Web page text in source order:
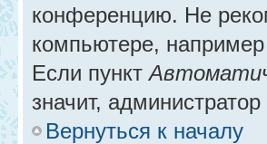
конференцию. Не
компьютере, например
Если пункт
значит,
Вернуться к началу